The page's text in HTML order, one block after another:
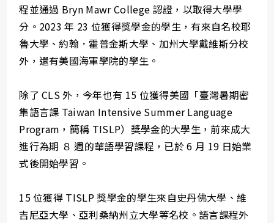
程並通過 Bryn Mawr College 認證，以取得大學學
分。2023 年 23 位獲得獎學金的學生，有來自名校耶
魯大學、約翰．霍普金斯大學、加州大學戴維斯分校
外，還有美國海軍學院的學生。
除了 CLS 外，今年也有 15 位獲得美國「臺灣暑期密
集語言課 Taiwan Intensive Summer Language
Program，簡稱 TISLP）獎學金的大學生，前來成大
進行為期 ８ 週的華語學習課程，已於 6 月 19 日始業
式後開始學習。
15 位獲得 TISLP 獎學金的學生來自史丹佛大學、維
吉尼亞大學、亞利桑納州立大學等名校。語言課程外